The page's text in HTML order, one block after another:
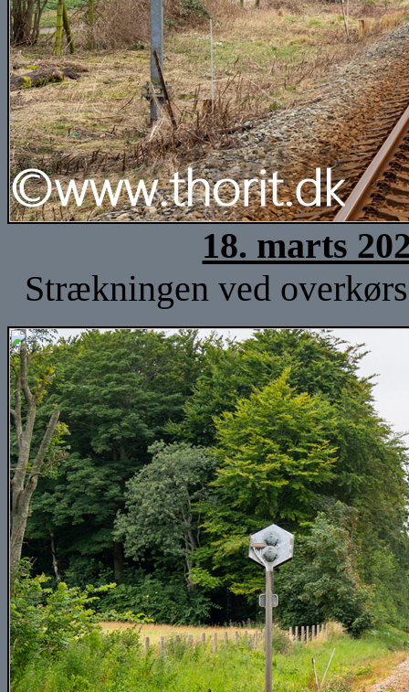
18. marts
Strækningen ved